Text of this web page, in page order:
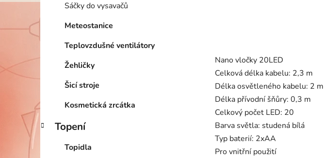
Sáčky do vysavačů
Meteostanice
Teplovzdušné ventilátory
Žehličky
Šicí stroje
Kosmetická zrcátka
Topení
Topidla
Nano vločky 20LED
Celková délka kabelu: 2,3 m
Délka osvětleného kabelu: 2 m
Délka přívodní šňůry: 0,3 m
Celkový počet LED: 20
Barva světla: studená bílá
Typ baterií: 2xAA
Pro vnitřní použití